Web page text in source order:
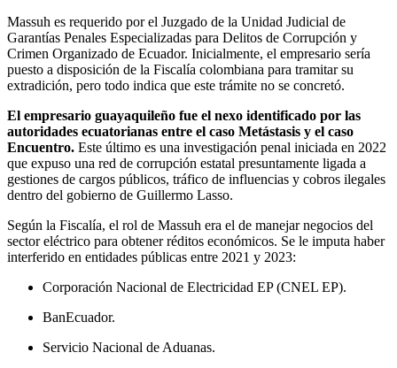
Massuh es requerido por el Juzgado de la Unidad Judicial de
Garantías Penales Especializadas para Delitos de Corrupción y
Crimen Organizado de Ecuador. Inicialmente, el empresario sería
puesto a disposición de la Fiscalía colombiana para tramitar su
extradición, pero todo indica que este trámite no se concretó.
El empresario guayaquileño fue el nexo identificado por las
autoridades ecuatorianas entre el caso Metástasis y el caso
Encuentro. Este último es una investigación penal iniciada en 2022
que expuso una red de corrupción estatal presuntamente ligada a
gestiones de cargos públicos, tráfico de influencias y cobros ilegales
dentro del gobierno de Guillermo Lasso.
Según la Fiscalía, el rol de Massuh era el de manejar negocios del
sector eléctrico para obtener réditos económicos. Se le imputa haber
interferido en entidades públicas entre 2021 y 2023:
Corporación Nacional de Electricidad EP (CNEL EP).
BanEcuador.
Servicio Nacional de Aduanas.